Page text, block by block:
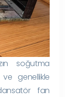
soğutma
genellikle
fan